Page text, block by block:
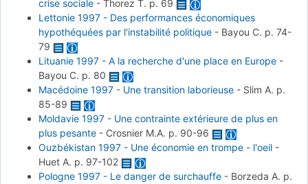
crise sociale - Thorez T. p. 69
Lettonie 1997 - Des performances économiques
hypothéquées par l'instabilité politique - Bayou C. p. 74-
79
Lituanie 1997 - A la recherche d'une place en Europe -
Bayou C. p. 80
Macédoine 1997 - Une transition laborieuse - Slim A. p.
85-89
Moldavie 1997 - Une contrainte extérieure de plus en
plus pesante - Crosnier M.A. p. 90-96
Ouzbékistan 1997 - Une économie en trompe - l'oeil -
Huet A. p. 97-102
Pologne 1997 - Le danger de surchauffe - Borzeda A. p.